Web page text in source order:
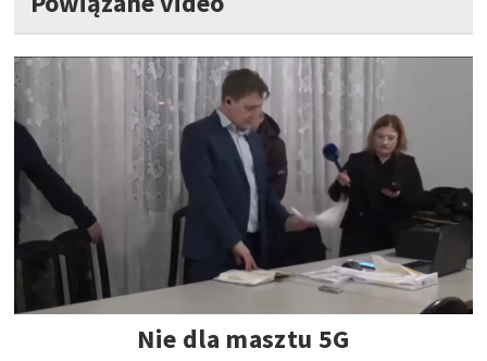
Nie dla masztu 5G